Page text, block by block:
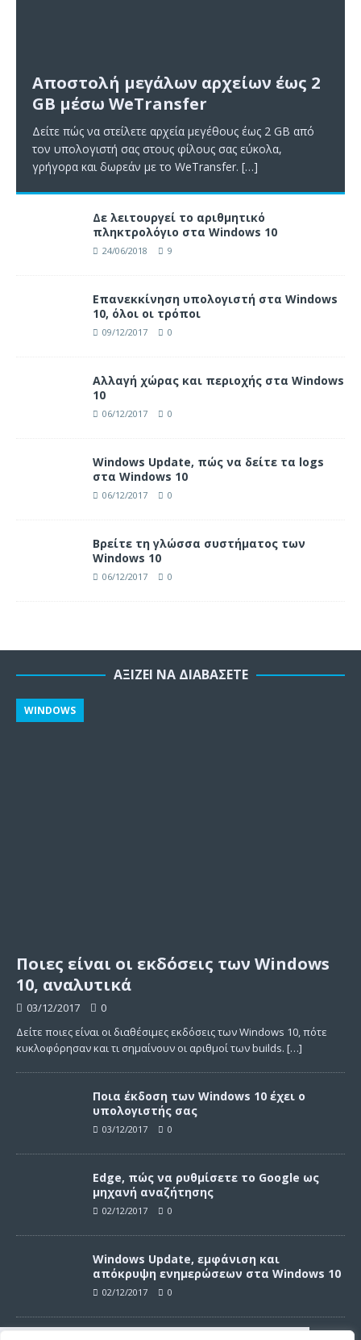
Αποστολή μεγάλων αρχείων έως 2
GB μέσω WeTransfer
Δείτε πώς να στείλετε αρχεία μεγέθους έως 2 GB από
τον υπολογιστή σας στους φίλους σας εύκολα,
γρήγορα και δωρεάν με το WeTransfer. […]
Δε λειτουργεί το αριθμητικό
πληκτρολόγιο στα Windows 10
24/06/2018 9
Επανεκκίνηση υπολογιστή στα Windows
10, όλοι οι τρόποι
09/12/2017 0
Αλλαγή χώρας και περιοχής στα Windows
10
06/12/2017 0
Windows Update, πώς να δείτε τα logs
στα Windows 10
06/12/2017 0
Βρείτε τη γλώσσα συστήματος των
Windows 10
06/12/2017 0
ΑΞΊΖΕΙ ΝΑ ΔΙΑΒΆΣΕΤΕ
Ποιες είναι οι εκδόσεις των Windows
10, αναλυτικά
WINDOWS
03/12/2017
0
Δείτε ποιες είναι οι διαθέσιμες εκδόσεις των Windows 10, πότε
κυκλοφόρησαν και τι σημαίνουν οι αριθμοί των builds. […]
Ποια έκδοση των Windows 10 έχει ο
υπολογιστής σας
03/12/2017 0
Edge, πώς να ρυθμίσετε το Google ως
μηχανή αναζήτησης
02/12/2017 0
Windows Update, εμφάνιση και
απόκρυψη ενημερώσεων στα Windows 10
02/12/2017 0